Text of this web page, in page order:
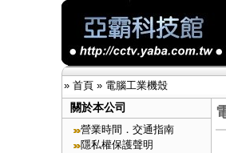
» 首頁» 電腦工業機殼
關於本公司
營業時間．交通指南
隱私權保護聲明